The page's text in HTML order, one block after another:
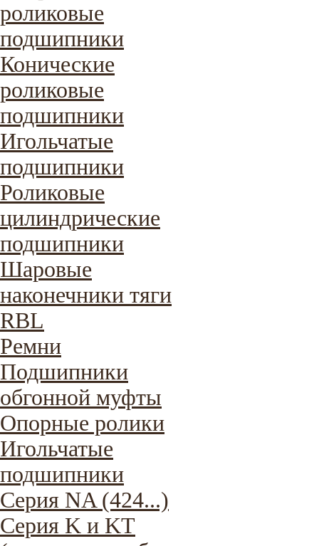
роликовые
подшипники
Конические
роликовые
подшипники
Игольчатые
подшипники
Роликовые
цилиндрические
подшипники
Шаровые
наконечники тяги
RBL
Ремни
Подшипники
обгонной муфты
Опорные ролики
Игольчатые
подшипники
Серия NA (424...)
Серия K и KT